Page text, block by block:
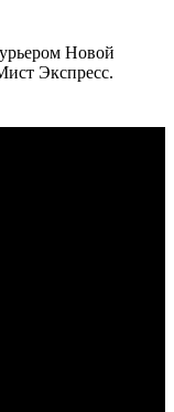
Новой
Экспресс.